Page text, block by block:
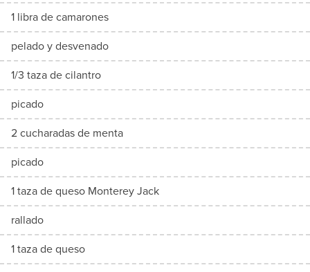
1 libra de camarones
pelado y desvenado
1/3 taza de cilantro
picado
2 cucharadas de menta
picado
1 taza de queso Monterey Jack
rallado
1 taza de queso